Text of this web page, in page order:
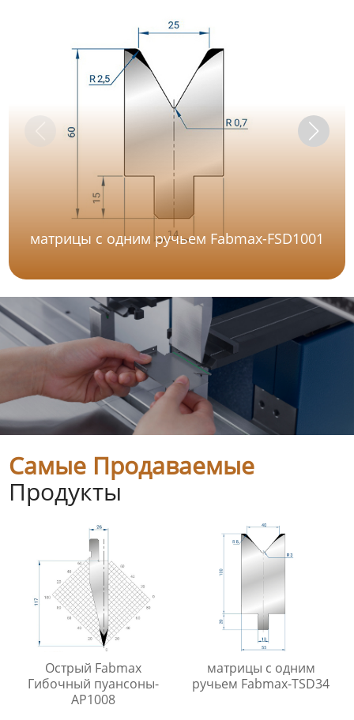
матрицы с одним ручьем Fabmax-FSD1001
Самые Продаваемые
Продукты
Острый Fabmax
Гибочный пуансоны-
AP1008
матрицы с одним
ручьем Fabmax-TSD34